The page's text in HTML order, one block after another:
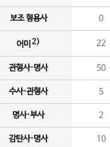
보조 형용사 0
어미 2) 22
관형사·명사 50
수사·관형사 5
명사·부사 2
감탄사·명사 10